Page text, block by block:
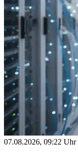
07.08.2026, 09:22 Uhr